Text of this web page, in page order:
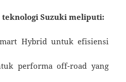
teknologi Suzuki meliputi:
Hybrid untuk efisiensi
performa off-road yang